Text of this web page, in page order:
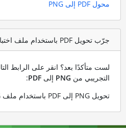
محول PDF إلى PNG
جرّب تحويل PDF باستخدام ملف اختبار PNG
لست متأكدًا بعد؟ انقر على الرابط
التجريبي من PNGإلى PDF
:
تحويل PNG إلى PDF باستخدام ملف PNG التجريبي الخاص بنا